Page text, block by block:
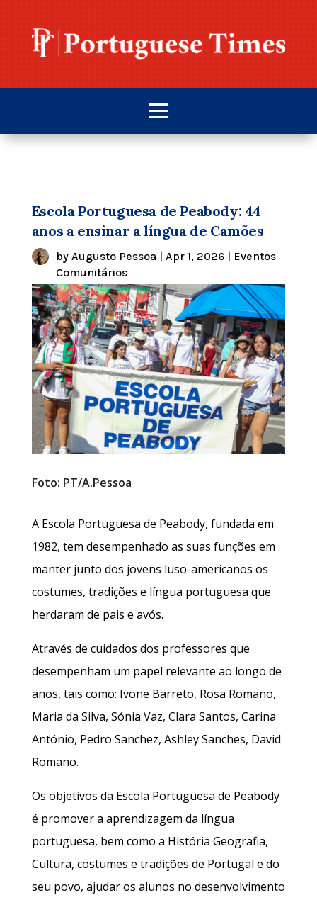
Escola Portuguesa de Peabody: 44
anos a ensinar a língua de Camões
by Augusto Pessoa | Apr 1, 2026| Eventos
Comunitários
Foto: PT/A.Pessoa
A Escola Portuguesa de Peabody, fundada em
1982, tem desempenhado as suas funções em
manter junto dos jovens luso-americanos os
costumes, tradições e língua portuguesa que
herdaram de pais e avós.
Através de cuidados dos professores que
desempenham um papel relevante ao longo de
anos, tais como: Ivone Barreto, Rosa Romano,
Maria da Silva, Sónia Vaz, Clara Santos, Carina
António, Pedro Sanchez, Ashley Sanches, David
Romano.
Os objetivos da Escola Portuguesa de Peabody
é promover a aprendizagem da língua
portuguesa, bem como a História Geografia,
Cultura, costumes e tradições de Portugal e do
seu povo, ajudar os alunos no desenvolvimento